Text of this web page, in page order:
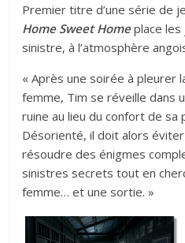
Premier titre d’une série de
Home Sweet Homeplace les
sinistre, à l’atmosphère
« Après une soirée à pleurer
femme, Tim se réveille dans
ruine au lieu du confort de sa
Désorienté, il doit alors
résoudre des énigmes
sinistres secrets tout en
femme… et une sortie. »